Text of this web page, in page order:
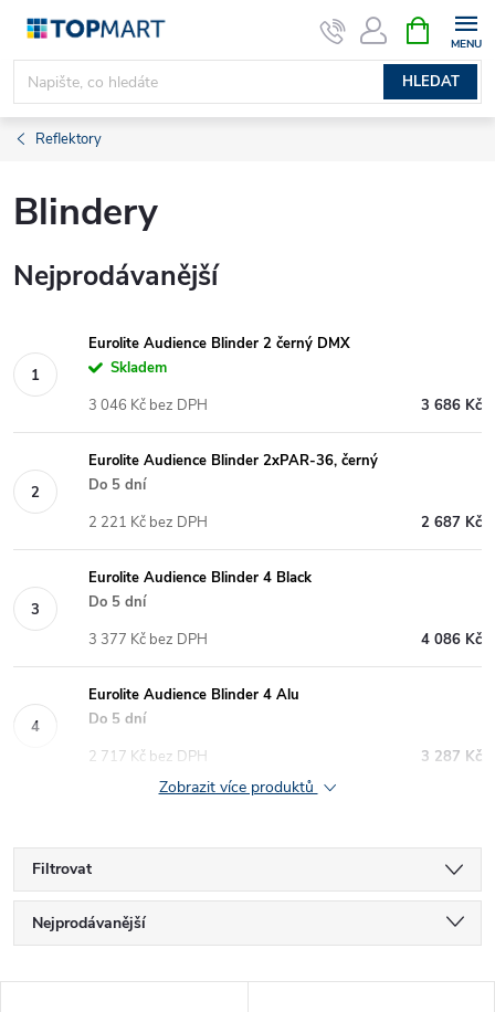
Přejít
obsah
HLEDAT
NÁKUPNÍ
KOŠÍK
Reflektory
Blindery
Nejprodávanější
Eurolite Audience Blinder 2 černý DMX
Skladem
3 686 Kč
3 046 Kč bez DPH
Eurolite Audience Blinder 2xPAR-36, černý
Do 5 dní
2 687 Kč
2 221 Kč bez DPH
Eurolite Audience Blinder 4 Black
Do 5 dní
4 086 Kč
3 377 Kč bez DPH
Eurolite Audience Blinder 4 Alu
Do 5 dní
3 287 Kč
2 717 Kč bez DPH
Zobrazit více produktů
Filtrovat
Ř
a
Nejprodávanější